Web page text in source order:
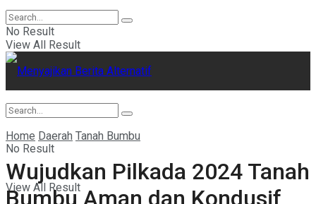
No Result
View All Result
No Result
View All Result
Home Daerah Tanah Bumbu
Wujudkan Pilkada 2024 Tanah
Bumbu Aman dan Kondusif